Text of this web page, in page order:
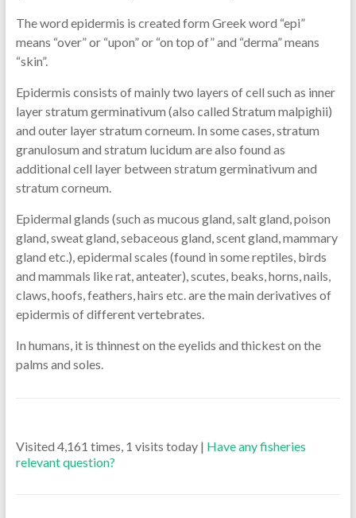
The word epidermis is created form Greek word “epi”
means “over” or “upon” or “on top of” and “derma” means
“skin”.
Epidermis consists of mainly two layers of cell such as inner
layer stratum germinativum (also called Stratum malpighii)
and outer layer stratum corneum. In some cases, stratum
granulosum and stratum lucidum are also found as
additional cell layer between stratum germinativum and
stratum corneum.
Epidermal glands (such as mucous gland, salt gland, poison
gland, sweat gland, sebaceous gland, scent gland, mammary
gland etc.), epidermal scales (found in some reptiles, birds
and mammals like rat, anteater), scutes, beaks, horns, nails,
claws, hoofs, feathers, hairs etc. are the main derivatives of
epidermis of different vertebrates.
In humans, it is thinnest on the eyelids and thickest on the
palms and soles.
Visited 4,161 times, 1 visits today | Have any fisheries
relevant question?